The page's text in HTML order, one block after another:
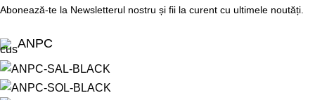
Abonează-te la Newsletterul nostru și fii la curent cu ultimele noutăți.
ANPC